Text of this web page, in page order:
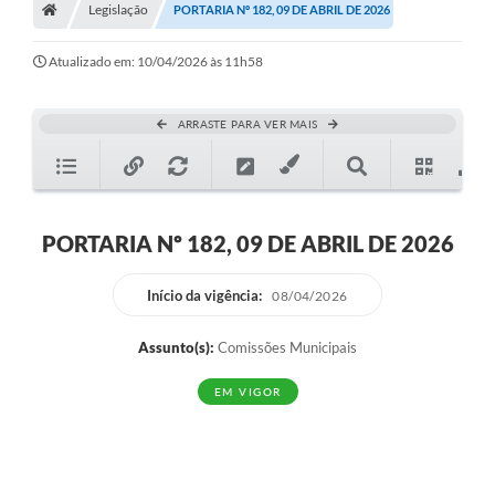
Transparência
Turismo
Coronavírus
Serviços Online
Legislação PORTARIA Nº 182, 09 DE ABRIL DE 2026
Atualizado em: 10/04/2026 às 11h58
ARRASTE PARA VER MAIS
PORTARIA Nº 182, 09 DE ABRIL DE 2026
Início da vigência: 08/04/2026
Assunto(s): Comissões Municipais
EM VIGOR